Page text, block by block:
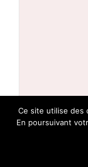
Ce site utilise des
En poursuivant